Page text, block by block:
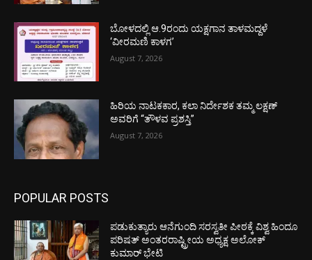
ಬೋಳದಲ್ಲಿ ಆ.9ರಂದು ಯಕ್ಷಗಾನ ತಾಳಮದ್ದಳೆ
‘ವೀರಮಣಿ ಕಾಳಗ’
August 7, 2026
ಹಿರಿಯ ನಾಟಕಕಾರ, ಕಲಾ ನಿರ್ದೇಶಕ ತಮ್ಮ ಲಕ್ಷಣ್
ಅವರಿಗೆ “ತೌಳವ ಪ್ರಶಸ್ತಿ”
August 7, 2026
POPULAR POSTS
ಪಡುಕುತ್ಯಾರು ಆನೆಗುಂದಿ ಸರಸ್ವತೀ ಪೀಠಕ್ಕೆ ವಿಶ್ವ ಹಿಂದೂ
ಪರಿಷತ್ ಅಂತರರಾಷ್ಟ್ರೀಯ ಅಧ್ಯಕ್ಷ ಅಲೋಕ್
ಕುಮಾರ್ ಭೇಟಿ